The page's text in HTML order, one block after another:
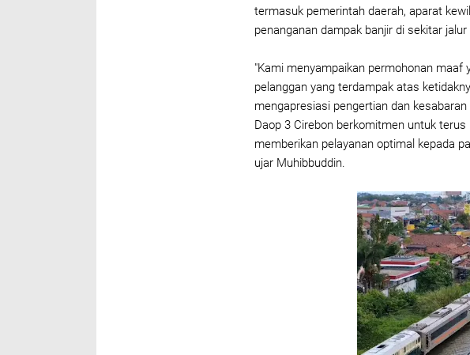
termasuk pemerintah daerah, aparat
penanganan dampak banjir di sekitar jalur
"Kami menyampaikan permohonan maaf
pelanggan yang terdampak atas
mengapresiasi pengertian dan
Daop 3 Cirebon berkomitmen untuk
memberikan pelayanan optimal kepada
ujar Muhibbuddin.